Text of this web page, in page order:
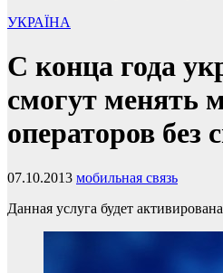
УКРАЇНА
С конца года
смогут менять
операторов без
07.10.2013 мобильная связь
Данная услуга будет